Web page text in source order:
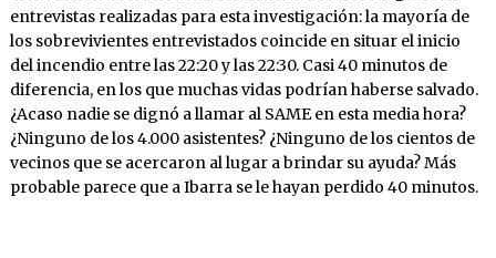
entrevistas realizadas para esta investigación: la mayoría de
los sobrevivientes entrevistados coincide en situar el inicio
del incendio entre las 22:20 y las 22:30. Casi 40 minutos de
diferencia, en los que muchas vidas podrían haberse salvado.
¿Acaso nadie se dignó a llamar al SAME en esta media hora?
¿Ninguno de los 4.000 asistentes? ¿Ninguno de los cientos de
vecinos que se acercaron al lugar a brindar su ayuda? Más
probable parece que a Ibarra se le hayan perdido 40 minutos.